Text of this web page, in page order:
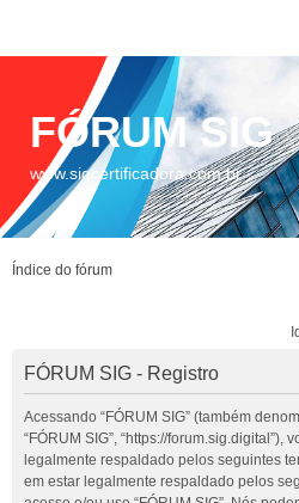
FÓRUM SIG
www.sigcertificadora.com.br
Índice do fórum
FÓRUM SIG - Registro
Acessando “FÓRUM SIG” (também
“FÓRUM SIG”, “https://forum.sig.digital”),
legalmente respaldado pelos seguintes
em estar legalmente respaldado pelos